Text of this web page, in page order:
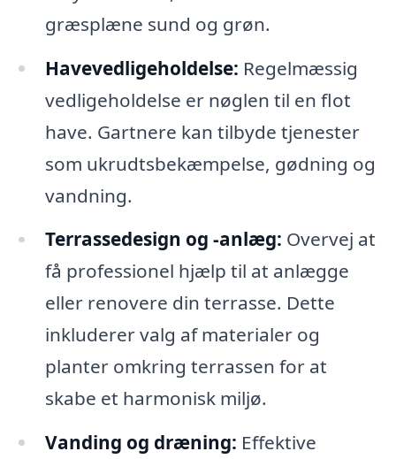
græsplæne sund og grøn.
Havevedligeholdelse: Regelmæssig
vedligeholdelse er nøglen til en flot
have. Gartnere kan tilbyde tjenester
som ukrudtsbekæmpelse, gødning og
vandning.
Terrassedesign og -anlæg: Overvej at
få professionel hjælp til at anlægge
eller renovere din terrasse. Dette
inkluderer valg af materialer og
planter omkring terrassen for at
skabe et harmonisk miljø.
Vanding og dræning: Effektive